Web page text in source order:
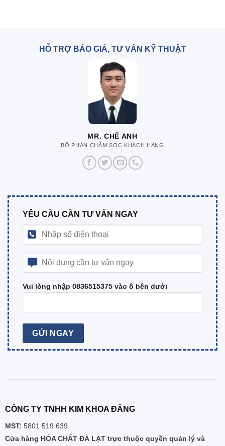
HỖ TRỢ BÁO GIÁ, TƯ VẤN KỸ THUẬT
MR. CHẾ ANH
BỘ PHẬN CHĂM SÓC KHÁCH HÀNG
YÊU CẦU CẦN TƯ VẤN NGAY
Vui lòng nhập 0836515375 vào ô bên dưới
CÔNG TY TNHH KIM KHOA ĐĂNG
MST: 5801 519 639
Cửa hàng HÓA CHẤT ĐÀ LẠT trực thuộc quyền quản lý và